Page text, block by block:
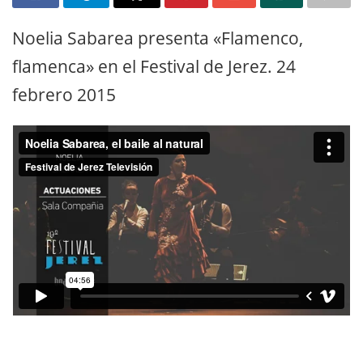
Noelia Sabarea presenta «Flamenco,
flamenca» en el Festival de Jerez. 24
febrero 2015